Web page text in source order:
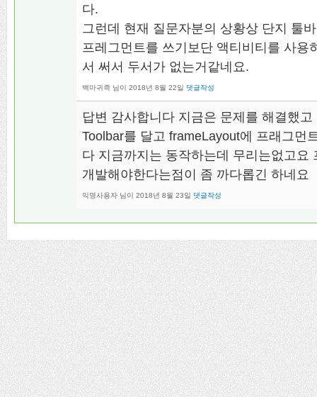
다.
그런데 현재 질문자분의 상황상 단지 툴
프레그먼트를 쓰기보단 액티비티를 사용
서 써서 두서가 없는거같네요.
백마귀족 님이 2018년 8월 22일 댓글작성
답변 감사합니다 지금은 문제를 해결했
Toolbar를 달고 frameLayout에 프래그먼
다 지금까지는 동작하는데 무리는없고요
개발해야한다는점이 좀 까다롭긴 하네요
익명사용자 님이 2018년 8월 23일 댓글작성